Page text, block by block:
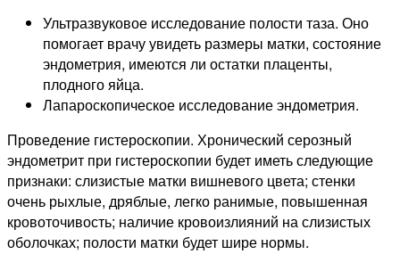
Ультразвуковое исследование полости таза. Оно
помогает врачу увидеть размеры матки, состояние
эндометрия, имеются ли остатки плаценты,
плодного яйца.
Лапароскопическое исследование эндометрия.
Проведение гистероскопии. Хронический серозный
эндометрит при гистероскопии будет иметь следующие
признаки: слизистые матки вишневого цвета; стенки
очень рыхлые, дряблые, легко ранимые, повышенная
кровоточивость; наличие кровоизлияний на слизистых
оболочках; полости матки будет шире нормы.